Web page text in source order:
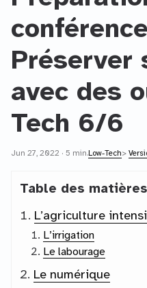
Préserver
avec des
Tech 6/6
Jun 27, 2022 · 5 min.Low-Tech>
Table des matières
L’agriculture
L’irrigation
Le labourage
Le numérique